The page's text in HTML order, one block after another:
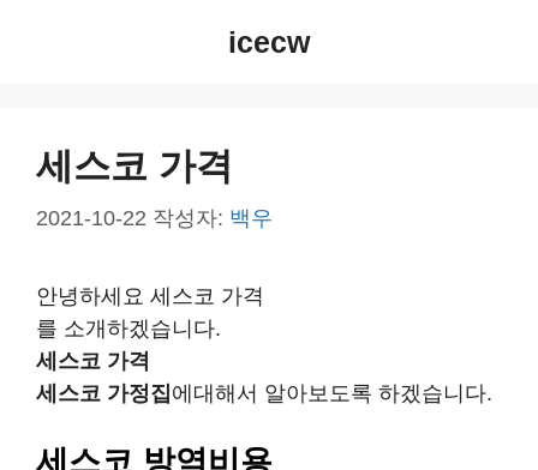
icecw
세스코 가격
2021-10-22 작성자: 백우
안녕하세요 세스코 가격
를 소개하겠습니다.
세스코 가격
세스코 가정집에대해서 알아보도록 하겠습니다.
세스코 방역비용